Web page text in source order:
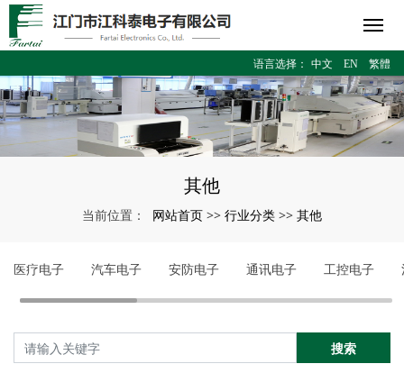
语言选择： 中文 EN 繁體
其他
当前位置： 网站首页 >> 行业分类 >> 其他
医疗电子 汽车电子 安防电子 通讯电子 工控电子
搜索